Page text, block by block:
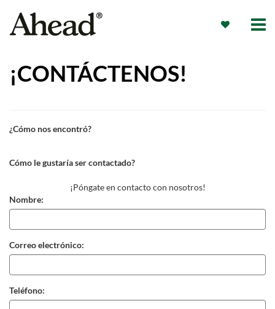
¡CONTÁCTENOS!
¿Cómo nos encontró?
Cómo le gustaría ser contactado?
¡Póngate en contacto con nosotros!
Nombre:
Correo electrónico:
Teléfono: